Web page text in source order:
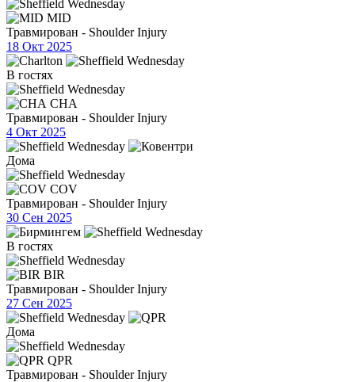
MID
Травмирован - Shoulder Injury
18 Окт 2025
В гостях
CHA
Травмирован - Shoulder Injury
4 Окт 2025
Дома
COV
Травмирован - Shoulder Injury
30 Сен 2025
В гостях
BIR
Травмирован - Shoulder Injury
27 Сен 2025
Дома
QPR
Травмирован - Shoulder Injury